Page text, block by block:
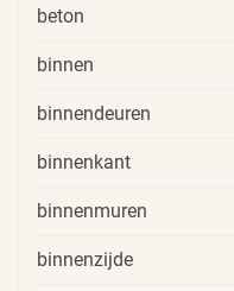
beton
binnen
binnendeuren
binnenkant
binnenmuren
binnenzijde